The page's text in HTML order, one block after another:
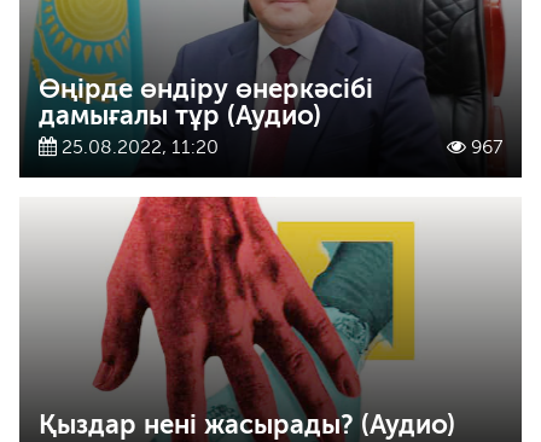
Өңірде өндіру өнеркәсібі
дамығалы тұр (Аудио)
25.08.2022, 11:20 967
Қыздар нені жасырады? (Аудио)